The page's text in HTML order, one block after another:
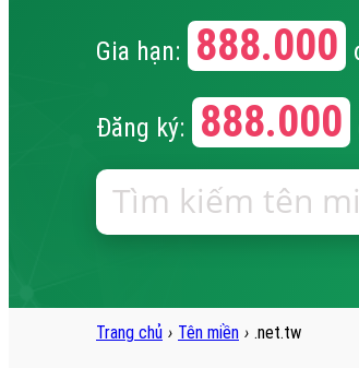
Gia hạn: 888.000
Đăng ký: 888.000
Trang chủ › Tên miền › .net.tw